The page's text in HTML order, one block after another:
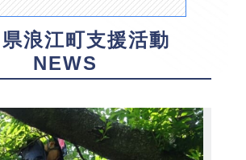
浪江町支援活動
NEWS